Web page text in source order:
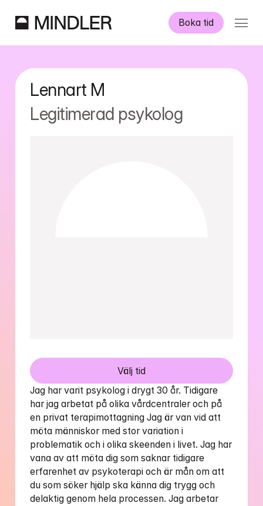
Boka tid
Information
Övriga tjänster
Lennart M
Legitimerad psykolog
Välj tid
Jag har varit psykolog i drygt 30 år. Tidigare
har jag arbetat på olika vårdcentraler och på
en privat terapimottagning Jag är van vid att
möta människor med stor variation i
problematik och i olika skeenden i livet. Jag har
vana av att möta dig som saknar tidigare
erfarenhet av psykoterapi och är mån om att
du som söker hjälp ska känna dig trygg och
delaktig genom hela processen. Jag arbetar